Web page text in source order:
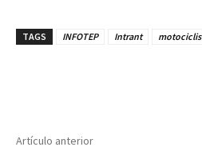
TAGS INFOTEP Intrant
Artículo anterior